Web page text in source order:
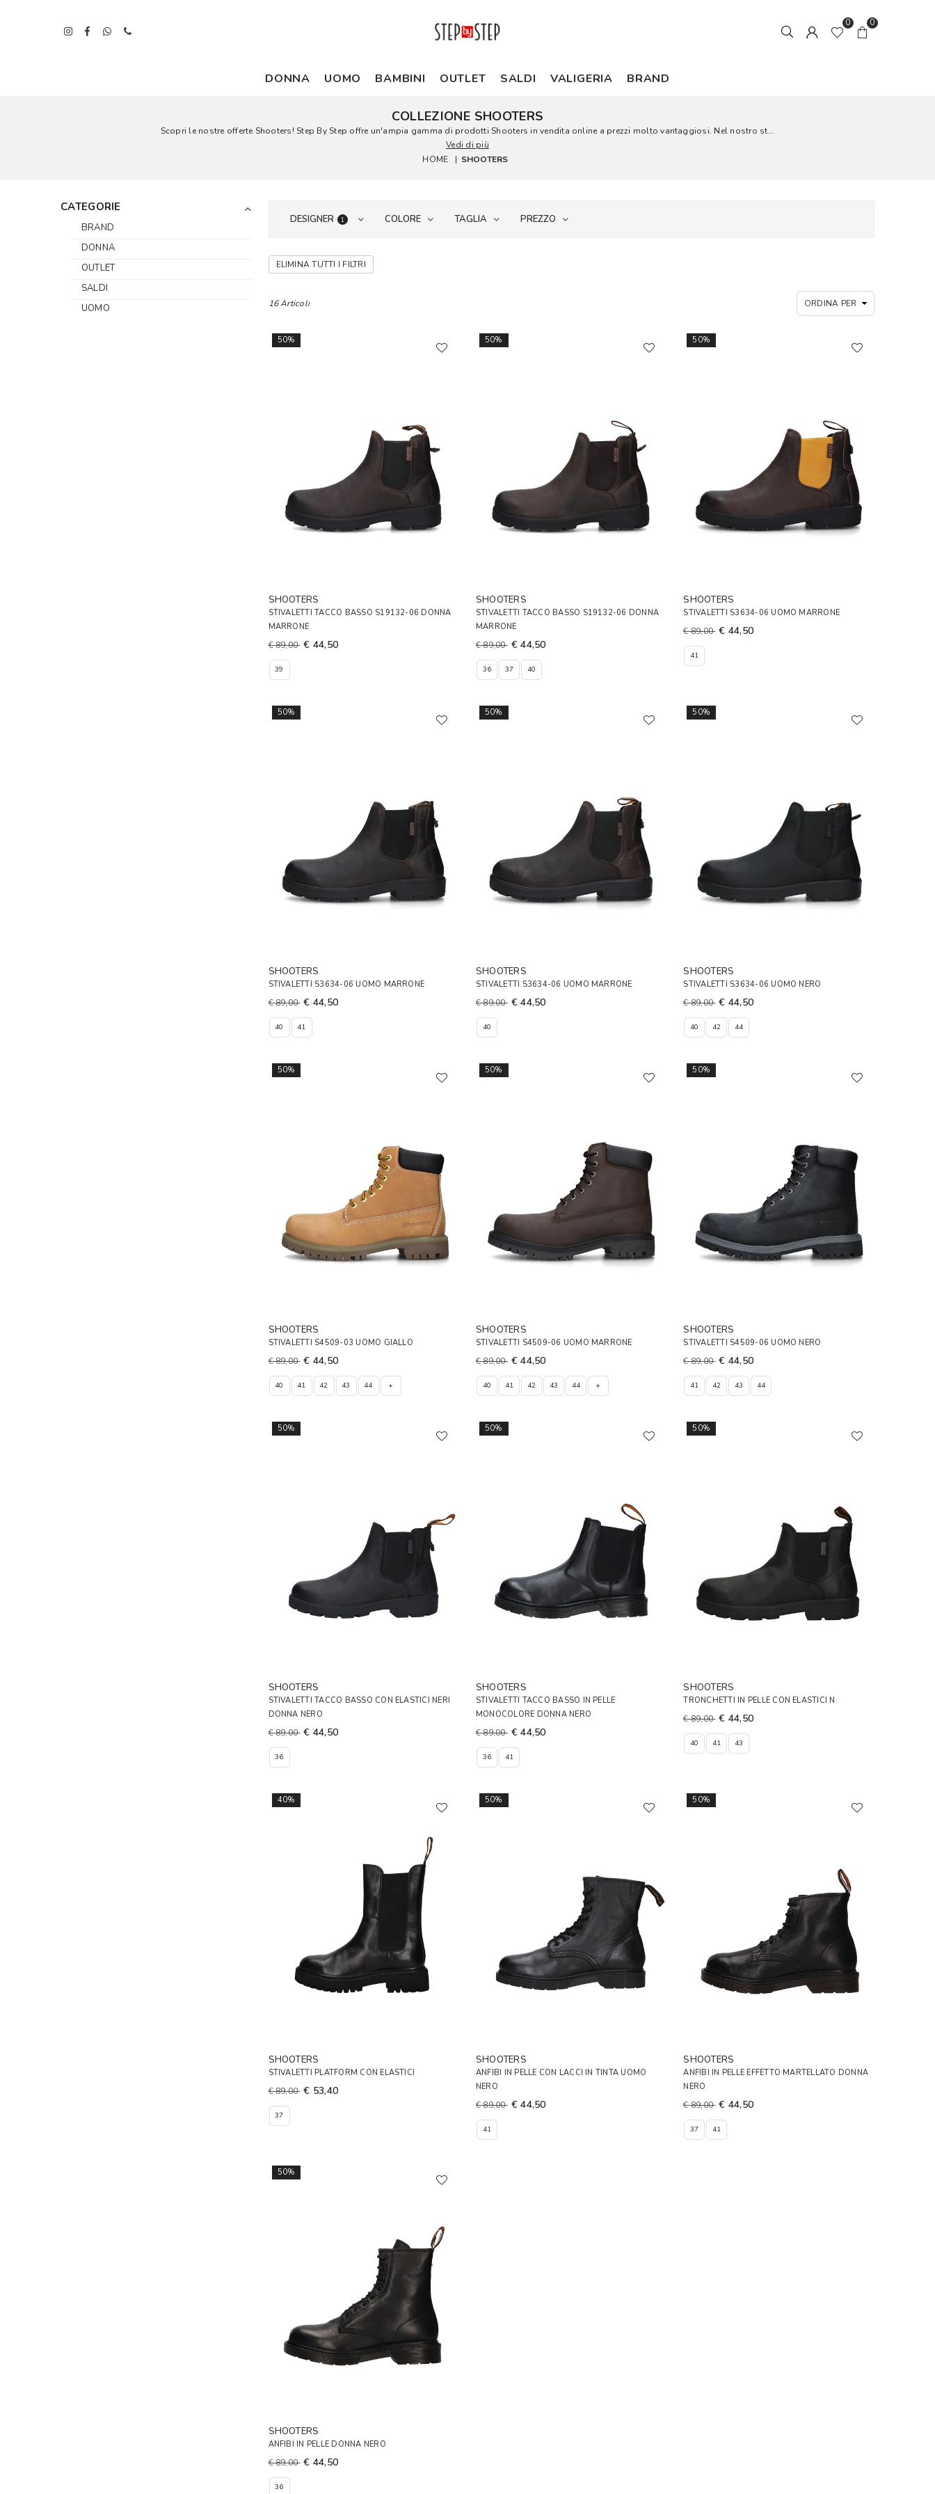
0 0
DONNA UOMO BAMBINI OUTLET SALDI VALIGERIA BRAND
COLLEZIONE SHOOTERS
Scopri le nostre offerte Shooters! Step By Step offre un'ampia gamma di prodotti Shooters in vendita online a prezzi molto vantaggiosi. Nel nostro st...
Vedi di più
HOME
| SHOOTERS
CATEGORIE
BRAND
DONNA
OUTLET
SALDI
UOMO
DESIGNER 1 COLORE TAGLIA PREZZO
ELIMINA TUTTI I FILTRI
16 Articoli
50%
SHOOTERS
STIVALETTI TACCO BASSO S19132-06 DONNA
MARRONE
€ 89,00 € 44,50
39
50%
SHOOTERS
STIVALETTI TACCO BASSO S19132-06 DONNA
MARRONE
€ 89,00 € 44,50
36 37 40
50%
SHOOTERS
STIVALETTI S3634-06 UOMO MARRONE
€ 89,00 € 44,50
41
50%
SHOOTERS
STIVALETTI S3634-06 UOMO MARRONE
€ 89,00 € 44,50
40 41
50%
SHOOTERS
STIVALETTI S3634-06 UOMO MARRONE
€ 89,00 € 44,50
40
50%
SHOOTERS
STIVALETTI S3634-06 UOMO NERO
€ 89,00 € 44,50
40 42 44
50%
SHOOTERS
STIVALETTI S4509-03 UOMO GIALLO
€ 89,00 € 44,50
40 41 42 43 44 +
50%
SHOOTERS
STIVALETTI S4509-06 UOMO MARRONE
€ 89,00 € 44,50
40 41 42 43 44 +
50%
SHOOTERS
STIVALETTI S4509-06 UOMO NERO
€ 89,00 € 44,50
41 42 43 44
50%
SHOOTERS
STIVALETTI TACCO BASSO CON ELASTICI NERI
DONNA NERO
€ 89,00 € 44,50
36
50%
SHOOTERS
STIVALETTI TACCO BASSO IN PELLE
MONOCOLORE DONNA NERO
€ 89,00 € 44,50
36 41
50%
SHOOTERS
TRONCHETTI IN PELLE CON ELASTICI N.
€ 89,00 € 44,50
40 41 43
40%
SHOOTERS
STIVALETTI PLATFORM CON ELASTICI
€ 89,00 € 53,40
37
50%
SHOOTERS
ANFIBI IN PELLE CON LACCI IN TINTA UOMO
NERO
€ 89,00 € 44,50
41
50%
SHOOTERS
ANFIBI IN PELLE EFFETTO MARTELLATO DONNA
NERO
€ 89,00 € 44,50
37 41
50%
SHOOTERS
ANFIBI IN PELLE DONNA NERO
€ 89,00 € 44,50
36